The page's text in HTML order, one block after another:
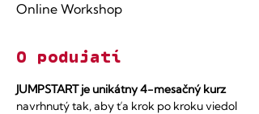
Online Workshop
O podujatí
JUMPSTART je unikátny 4-mesačný kurz
navrhnutý tak, aby ťa krok po kroku viedol